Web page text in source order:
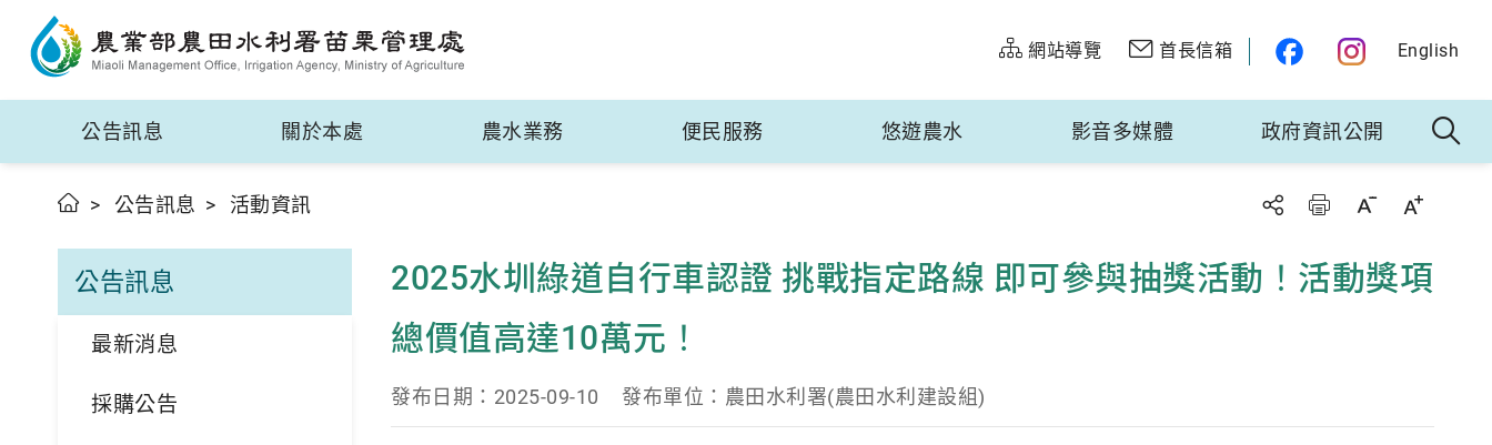
網站導覽 首長信箱 English
公告訊息 關於本處 農水業務 便民服務 悠遊農水 影音多媒體 政府資訊公開
公告訊息 活動資訊
公告訊息
最新消息
採購公告
2025水圳綠道自行車認證 挑戰指定路線 即可參與抽獎活動！活動獎項
總價值高達10萬元！
發布日期：2025-09-10 發布單位：農田水利署(農田水利建設組)